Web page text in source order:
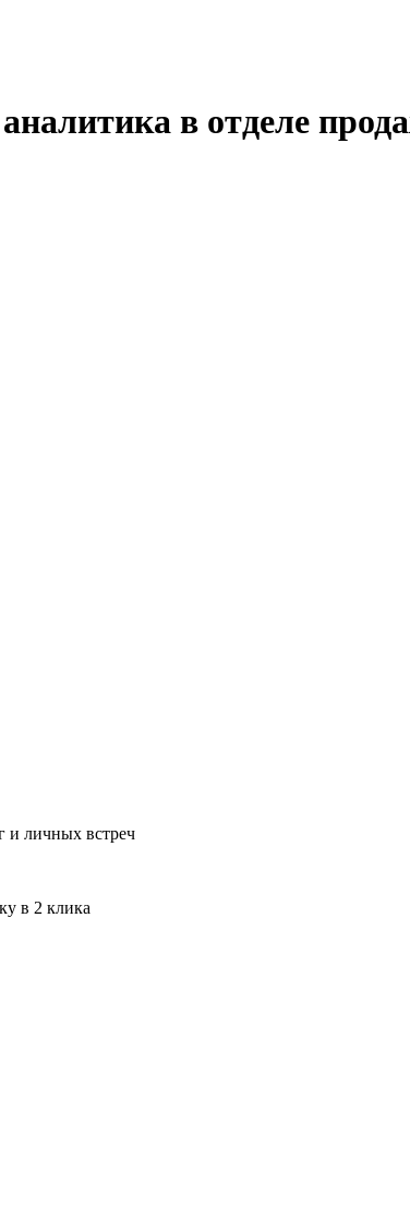
в отделе
и личных встреч
в 2 клика